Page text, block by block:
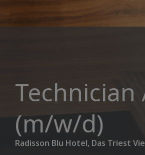
(m/w/d)
Radisson Blu Hotel, Das Triest